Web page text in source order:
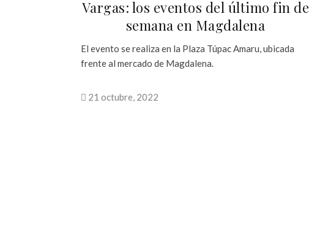
Vargas: los eventos del último fin de
semana en Magdalena
El evento se realiza en la Plaza Túpac Amaru, ubicada
frente al mercado de Magdalena.
21 octubre, 2022